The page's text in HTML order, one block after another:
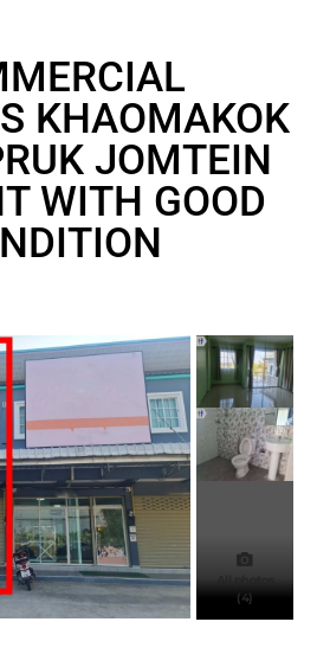
KHAOMAKOK
JOMTEIN
WITH GOOD
(4)